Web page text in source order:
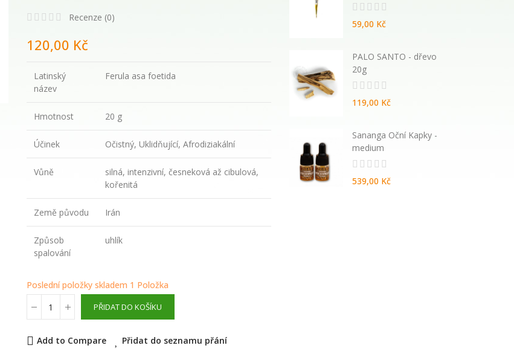
Recenze (0)
120,00 Kč
Latinský
název
Ferula asa foetida
Hmotnost 20 g
Účinek Očistný, Uklidňující, Afrodiziakální
Vůně
silná, intenzivní, česneková až cibulová,
kořenitá
Země původu Irán
Způsob
spalování
uhlík
Poslední položky skladem 1 Položka
PŘIDAT DO KOŠÍKU
Add to Compare Přidat do seznamu přání
celé nefermentované
listy 100g
59,00 Kč
PALO SANTO - dřevo
20g
119,00 Kč
Sananga Oční Kapky -
medium
539,00 Kč